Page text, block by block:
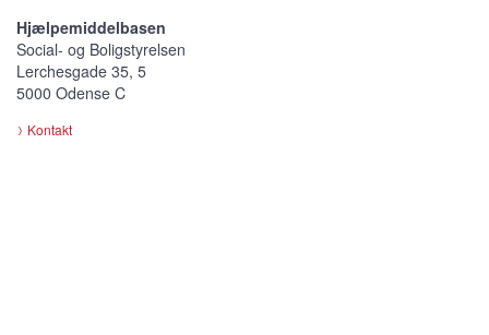
Hjælpemiddelbasen
Social- og Boligstyrelsen
Lerchesgade 35, 5
5000 Odense C
Kontakt